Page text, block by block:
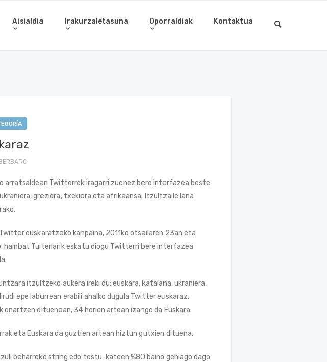
Aisialdia Irakurzaletasuna Oporraldiak Kontaktua
Twitterrek iragarri zuenez bere interfazea beste
greziera, txekiera eta afrikaansa. Itzultzaile lana
euskaratzeko kanpaina, 2011ko otsailaren 23an eta
hainbat Tuiterlarik eskatu diogu Twitterri bere interfazea
itzultzeko aukera ireki du: euskara, katalana, ukraniera,
epe laburrean erabili ahalko dugula Twitter euskaraz.
dituenean, 34 horien artean izango da Euskara.
eta Euskara da guztien artean hiztun gutxien dituena.
beharreko string edo testu-kateen %80 baino gehiago dago